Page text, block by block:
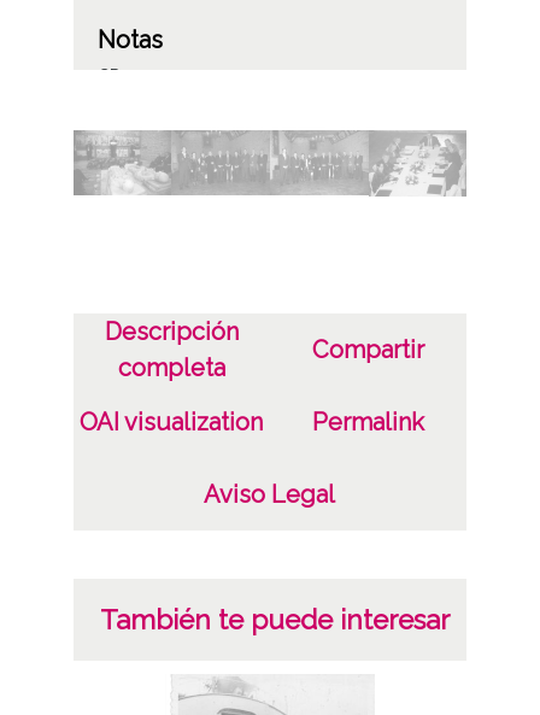
Notas
CD-102
Licencia de las imágenes
CC BY-NC-SA 4.0
Descripción
completa
Compartir
OAI visualization Permalink
Aviso Legal
También te puede interesar